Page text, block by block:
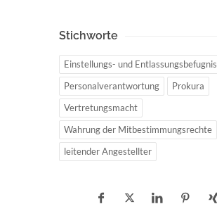
Stichworte
Einstellungs- und Entlassungsbefugnis
Personalverantwortung
Prokura
Vertretungsmacht
Wahrung der Mitbestimmungsrechte
leitender Angestellter